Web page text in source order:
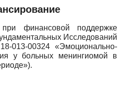
финансовой поддержке
Исследований
013-00324 «Эмоционально­
у больных менингиомой в